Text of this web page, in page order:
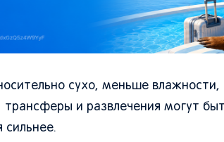
сухо, меньше
и развлечения могут
сильнее.